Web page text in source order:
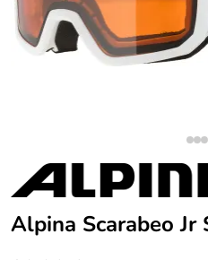
Alpina Scarabeo Jr